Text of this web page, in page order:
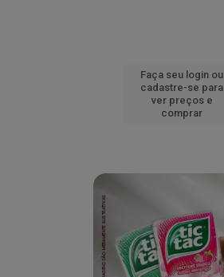
Faça seu login ou
cadastre-se para
ver preços e
comprar